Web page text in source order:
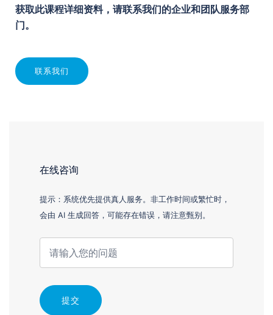
获取此课程详细资料，请联系我们的企业和团队服务部
门。
联系我们
在线咨询
提示：系统优先提供真人服务。非工作时间或繁忙时，
会由 AI 生成回答，可能存在错误，请注意甄别。
提交